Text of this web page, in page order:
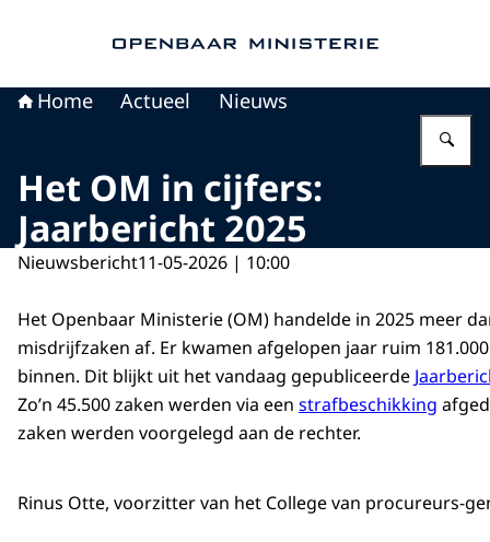
Home Actueel Nieuws
Het OM in cijfers:
Jaarbericht 2025
Nieuwsbericht11-05-2026 | 10:00
Het Openbaar Ministerie (OM) handelde in 2025 meer
misdrijfzaken af. Er kwamen afgelopen jaar ruim
binnen. Dit blijkt uit het vandaag gepubliceerde
Zo’n 45.500 zaken werden via een strafbeschikking
zaken werden voorgelegd aan de rechter.
Rinus Otte, voorzitter van het College van procureurs-